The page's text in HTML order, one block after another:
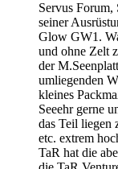
Servus Forum,
seiner
Glow GW1.
und ohne Zelt
der
umliegenden
kleines
Seeehr gerne
das Teil liegen
etc. extrem
TaR hat die